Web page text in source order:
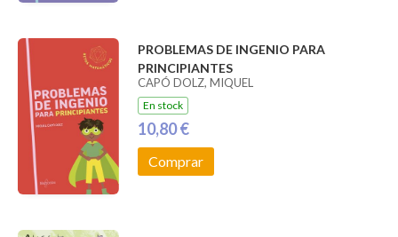
PROBLEMAS DE INGENIO PARA
PRINCIPIANTES
CAPÓ DOLZ, MIQUEL
En stock
10,80 €
Comprar